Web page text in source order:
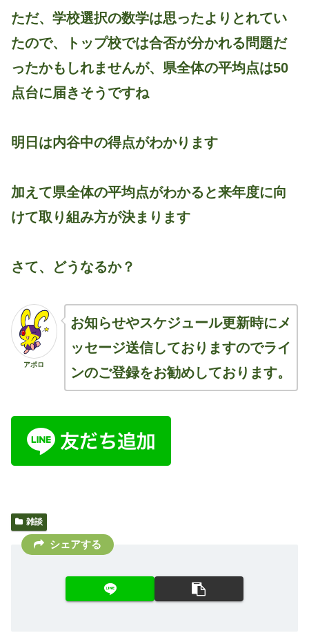
ただ、学校選択の数学は思ったよりとれてい
たので、トップ校では合否が分かれる問題だ
ったかもしれませんが、県全体の平均点は50
点台に届きそうですね
明日は内谷中の得点がわかります
加えて県全体の平均点がわかると来年度に向
けて取り組み方が決まります
さて、どうなるか？
アポロ
お知らせやスケジュール更新時にメ
ッセージ送信しておりますのでライ
ンのご登録をお勧めしております。
雑談
シェアする